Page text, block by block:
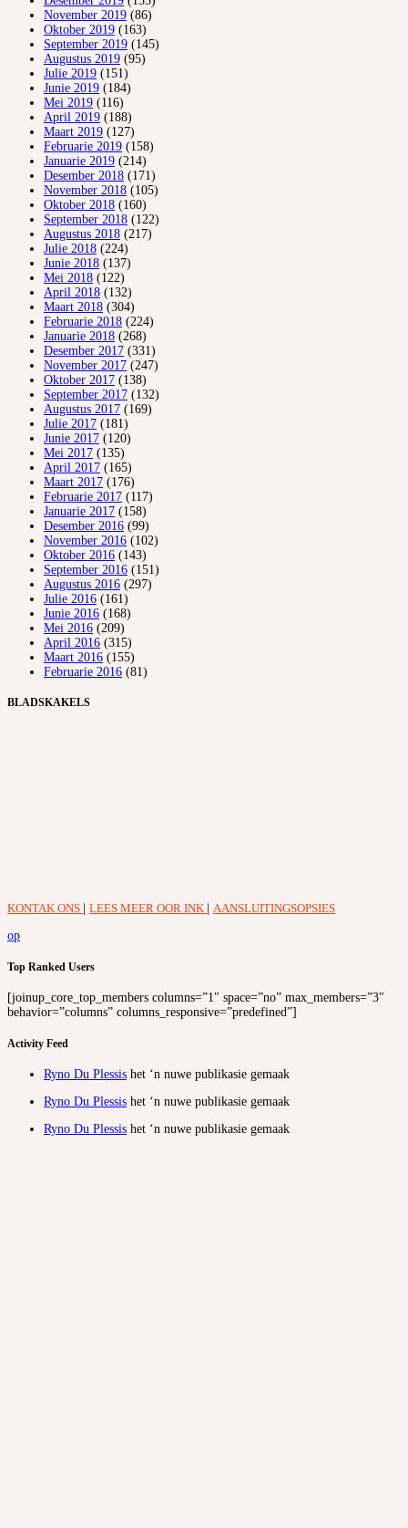
November 2019 (86)
Oktober 2019 (163)
September 2019 (145)
Augustus 2019 (95)
Julie 2019 (151)
Junie 2019 (184)
Mei 2019 (116)
April 2019 (188)
Maart 2019 (127)
Februarie 2019 (158)
Januarie 2019 (214)
Desember 2018 (171)
November 2018 (105)
Oktober 2018 (160)
September 2018 (122)
Augustus 2018 (217)
Julie 2018 (224)
Junie 2018 (137)
Mei 2018 (122)
April 2018 (132)
Maart 2018 (304)
Februarie 2018 (224)
Januarie 2018 (268)
Desember 2017 (331)
November 2017 (247)
Oktober 2017 (138)
September 2017 (132)
Augustus 2017 (169)
Julie 2017 (181)
Junie 2017 (120)
Mei 2017 (135)
April 2017 (165)
Maart 2017 (176)
Februarie 2017 (117)
Januarie 2017 (158)
Desember 2016 (99)
November 2016 (102)
Oktober 2016 (143)
September 2016 (151)
Augustus 2016 (297)
Julie 2016 (161)
Junie 2016 (168)
Mei 2016 (209)
April 2016 (315)
Maart 2016 (155)
Februarie 2016 (81)
BLADSKAKELS
KONTAK ONS LEES MEER OOR INK
AANSLUITINGSOPSIES
op
Top Ranked Users
[joinup_core_top_members columns=”1″ space=”no” max_members=”3″
behavior=”columns” columns_responsive=”predefined”]
Activity Feed
Ryno Du Plessis het ‘n nuwe publikasie gemaak
Ryno Du Plessis het ‘n nuwe publikasie gemaak
Ryno Du Plessis het ‘n nuwe publikasie gemaak